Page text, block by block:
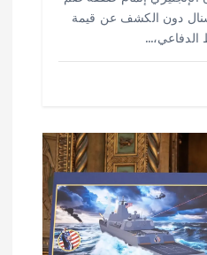
دون الكشف عن قيمة
الدفاعي،…